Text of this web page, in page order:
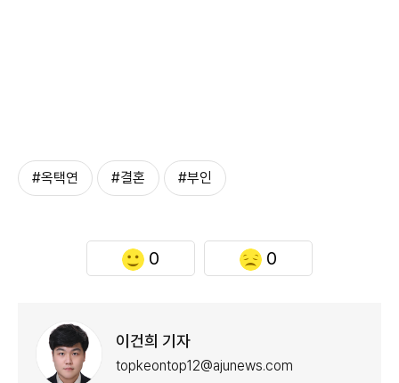
#옥택연 #결혼 #부인
0 0
이건희 기자
topkeontop12@ajunews.com